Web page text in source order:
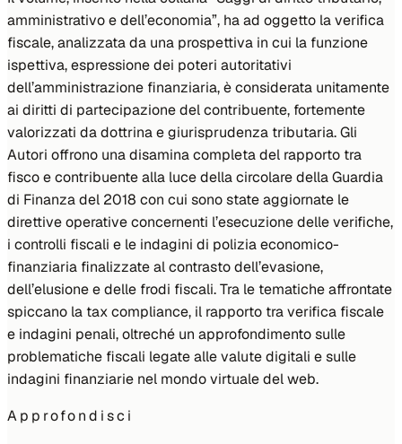
amministrativo e dell’economia”, ha ad oggetto la verifica
fiscale, analizzata da una prospettiva in cui la funzione
ispettiva, espressione dei poteri autoritativi
dell’amministrazione finanziaria, è considerata unitamente
ai diritti di partecipazione del contribuente, fortemente
valorizzati da dottrina e giurisprudenza tributaria. Gli
Autori offrono una disamina completa del rapporto tra
fisco e contribuente alla luce della circolare della Guardia
di Finanza del 2018 con cui sono state aggiornate le
direttive operative concernenti l’esecuzione delle verifiche,
i controlli fiscali e le indagini di polizia economico-
finanziaria finalizzate al contrasto dell’evasione,
dell’elusione e delle frodi fiscali. Tra le tematiche affrontate
spiccano la tax compliance, il rapporto tra verifica fiscale
e indagini penali, oltreché un approfondimento sulle
problematiche fiscali legate alle valute digitali e sulle
indagini finanziarie nel mondo virtuale del web.
Approfondisci